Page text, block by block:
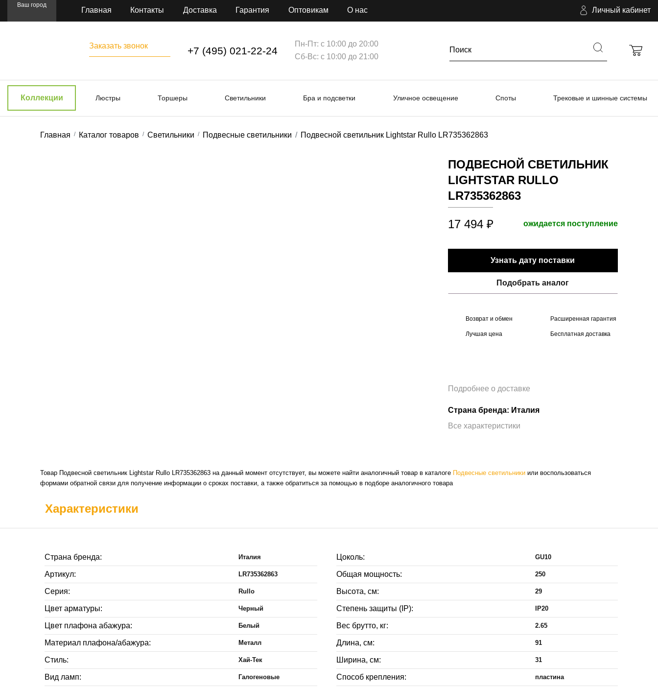
Ваш город
Главная Контакты Доставка Гарантия Оптовикам О нас Личный кабинет
Заказать звонок +7 (495) 021-22-24
Пн-Пт: с 10:00 до 20:00
Сб-Вс: с 10:00 до 21:00
Коллекции Люстры Торшеры Светильники Бра и подсветки Уличное освещение Споты Трековые и шинные системы
Главная Каталог товаров Светильники Подвесные светильники Подвесной светильник Lightstar Rullo LR735362863
ПОДВЕСНОЙ СВЕТИЛЬНИК
LIGHTSTAR RULLO
LR735362863
17 494 ₽ ожидается поступление
Узнать дату поставки
Подобрать аналог
Возврат и обмен Расширенная гарантия
Лучшая цена Бесплатная доставка
Подробнее о доставке
Страна бренда: Италия
Все характеристики
Товар Подвесной светильник Lightstar Rullo LR735362863 на данный момент отсутствует, вы можете найти аналогичный товар в каталоге Подвесные светильники или воспользоваться
формами обратной связи для получение информации о сроках поставки, а также обратиться за помощью в подборе аналогичного товара
Характеристики
Страна бренда: Италия
Артикул: LR735362863
Серия: Rullo
Цвет арматуры: Черный
Цвет плафона абажура: Белый
Материал плафона/абажура: Металл
Стиль: Хай-Тек
Вид ламп: Галогеновые
Цоколь: GU10
Общая мощность: 250
Высота, см: 29
Степень защиты (IP): IP20
Вес брутто, кг: 2.65
Длина, см: 91
Ширина, см: 31
Способ крепления: пластина